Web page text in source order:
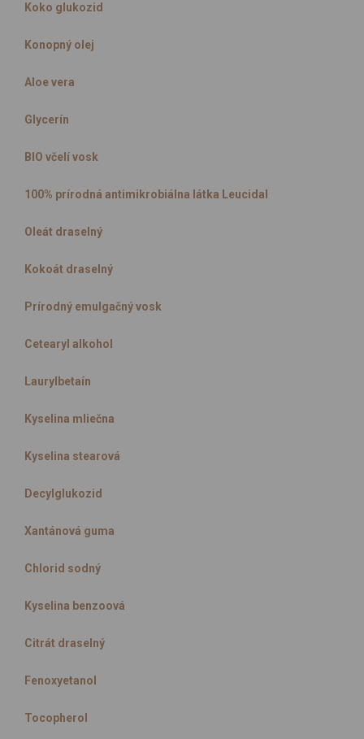
Koko glukozid
Konopný olej
Aloe vera
Glycerín
BIO včelí vosk
100% prírodná antimikrobiálna látka Leucidal
Oleát draselný
Kokoát draselný
Prírodný emulgačný vosk
Cetearyl alkohol
Laurylbetaín
Kyselina mliečna
Kyselina stearová
Decylglukozid
Xantánová guma
Chlorid sodný
Kyselina benzoová
Citrát draselný
Fenoxyetanol
Tocopherol